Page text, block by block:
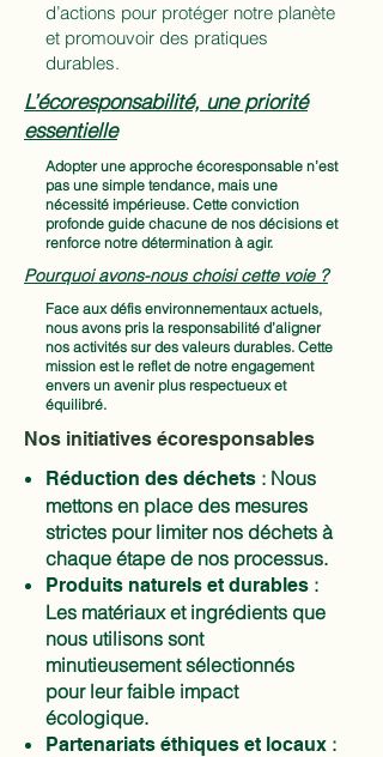
d’actions pour protéger notre planète
et promouvoir des pratiques
durables.
L’écoresponsabilité, une priorité
essentielle
Adopter une approche écoresponsable n’est
pas une simple tendance, mais une
nécessité impérieuse. Cette conviction
profonde guide chacune de nos décisions et
renforce notre détermination à agir.
Pourquoi avons-nous choisi cette voie ?
Face aux défis environnementaux actuels,
nous avons pris la responsabilité d’aligner
nos activités sur des valeurs durables. Cette
mission est le reflet de notre engagement
envers un avenir plus respectueux et
équilibré.
Nos initiatives écoresponsables
Réduction des déchets : Nous
mettons en place des mesures
strictes pour limiter nos déchets à
chaque étape de nos processus.
Produits naturels et durables :
Les matériaux et ingrédients que
nous utilisons sont
minutieusement sélectionnés
pour leur faible impact
écologique.
Partenariats éthiques et locaux :